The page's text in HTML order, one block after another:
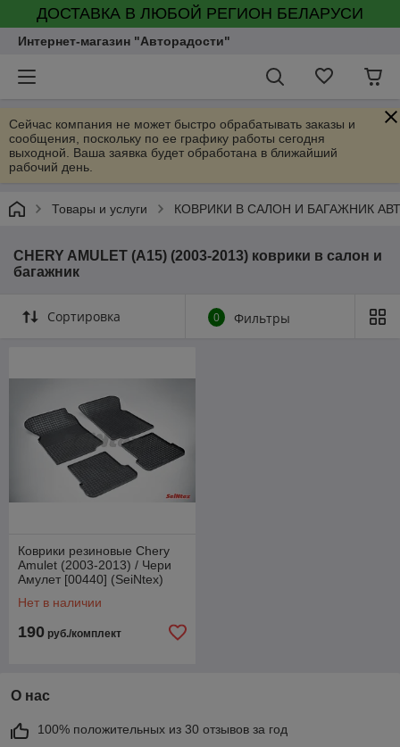
ДОСТАВКА В ЛЮБОЙ РЕГИОН БЕЛАРУСИ
Интернет-магазин "Авторадости"
Сейчас компания не может быстро обрабатывать заказы и
сообщения, поскольку по ее графику работы сегодня
выходной. Ваша заявка будет обработана в ближайший
рабочий день.
Товары и услуги КОВРИКИ В САЛОН И БАГАЖНИК
CHERY AMULET (A15) (2003-2013) коврики в салон и
багажник
Сортировка 0 Фильтры
Коврики резиновые Chery
Amulet (2003-2013) / Чери
Амулет [00440] (SeiNtex)
Нет в наличии
190 руб./комплект
О нас
100% положительных из 30 отзывов за год